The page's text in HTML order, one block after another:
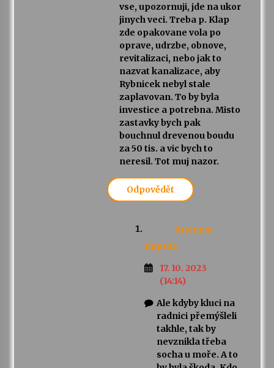
vse, upozornuji, jde na ukor
jinych veci. Treba p. Klap
zde opakovane vola po
oprave, udrzbe, obnove,
revitalizaci, nebo jak to
nazvat kanalizace, aby
Rybnicek nebyl stale
zaplavovan. To by byla
investice a potrebna. Misto
zastavky bych pak
bouchnul drevenou boudu
za 50 tis. a vic bych to
neresil. Tot muj nazor.
Odpovědět
Anonym
napsal:
17. 10. 2023
(14:14)
Ale kdyby kluci na
radnici přemýšleli
takhle, tak by
nevznikla třeba
socha u moře. A to